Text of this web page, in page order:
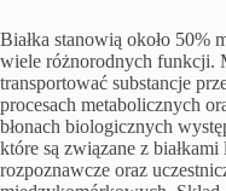
Białka stanowią około 50%
wiele różnorodnych funkcji.
transportować substancje
procesach metabolicznych
błonach biologicznych
które są związane z
rozpoznawcze oraz